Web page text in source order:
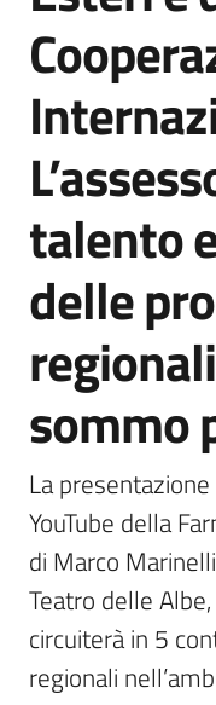
talento
delle
sommo
La
YouTube della
di Marco
Teatro delle
circuiterà in 5
regionali